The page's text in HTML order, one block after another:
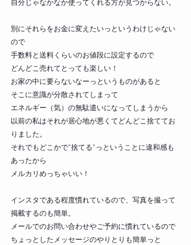
自分じゃなかなか使ってくれる方が見つからない。
別にそれらをお金に変えたいっというわけじゃない
ので
手数料と送料くらいのお値段に設定するので
どんどこ売れてとっても楽しい！
お家の中に要らないなーっというものがあると
そこに意識が分散されてしまって
エネルギー（気）の無駄遣いになってしまうから
以前の私はそれが居心地が悪くてどんどこ捨ててお
りました。
それでもどこかで”捨てる”っということに違和感も
あったから
メルカリめっちゃいい！
インスタである程度慣れているので、写真を撮って
掲載するのも簡単。
メールでのお問い合わせやご予約に慣れているので
ちょっとしたメッセージのやりとりも簡単っと